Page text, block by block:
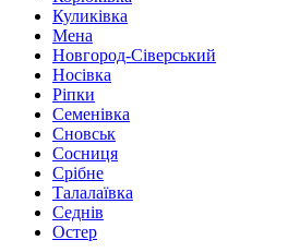
Куликівка
Мена
Новгород-Сіверський
Носівка
Ріпки
Семенівка
Сновськ
Сосниця
Срібне
Талалаївка
Седнів
Остер